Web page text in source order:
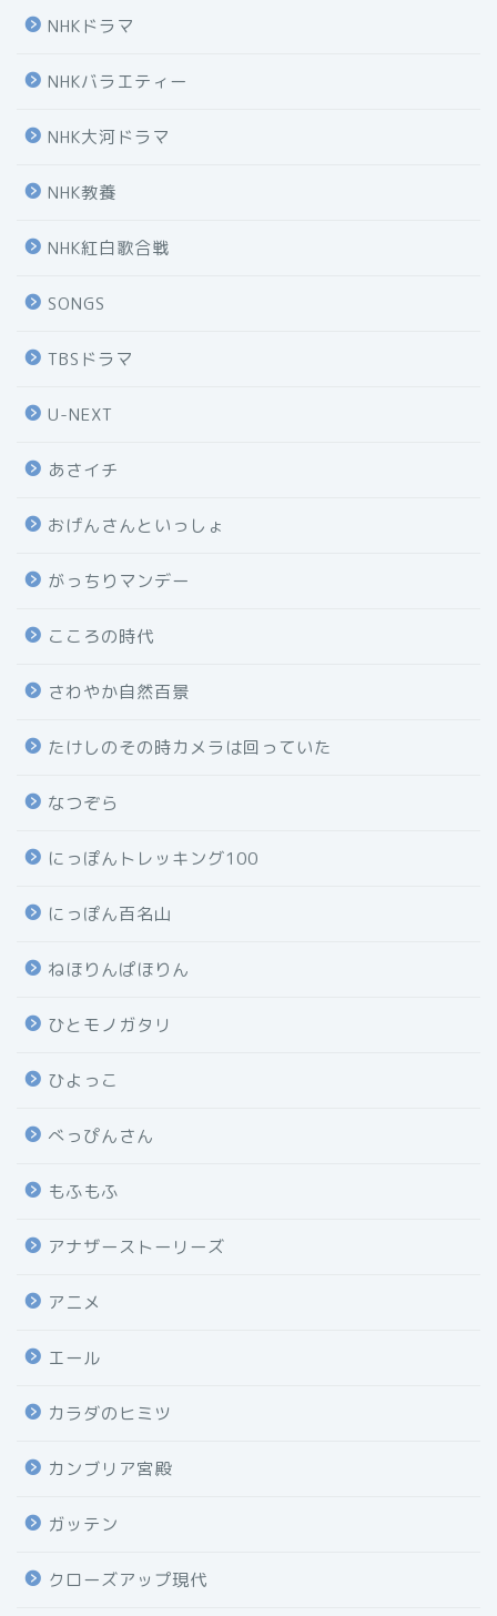
NHKドラマ
NHKバラエティー
NHK大河ドラマ
NHK教養
NHK紅白歌合戦
SONGS
TBSドラマ
U-NEXT
あさイチ
おげんさんといっしょ
がっちりマンデー
こころの時代
さわやか自然百景
たけしのその時カメラは回っていた
なつぞら
にっぽんトレッキング100
にっぽん百名山
ねほりんぱほりん
ひとモノガタリ
ひよっこ
べっぴんさん
もふもふ
アナザーストーリーズ
アニメ
エール
カラダのヒミツ
カンブリア宮殿
ガッテン
クローズアップ現代